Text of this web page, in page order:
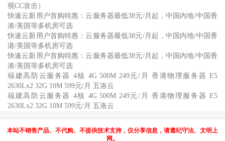
视CC攻击）
快速云新用户首购特惠：云服务器最低38元/月起，中国内地/中国香
港/美国等多机房可选
快速云新用户首购特惠：云服务器最低38元/月起，中国内地/中国香
港/美国等多机房可选
快速云新用户首购特惠：云服务器最低38元/月起，中国内地/中国香
港/美国等多机房可选
福建高防云服务器 4核 4G 500M 249元/月 香港物理服务器 E5
2630Lx2 32G 10M 599元/月 五洛云
福建高防云服务器 4核 4G 500M 249元/月 香港物理服务器 E5
2630Lx2 32G 10M 599元/月 五洛云
本站不销售产品、不代购、不提供技术支持，仅分享信息，请遵纪守法、文明上
网。